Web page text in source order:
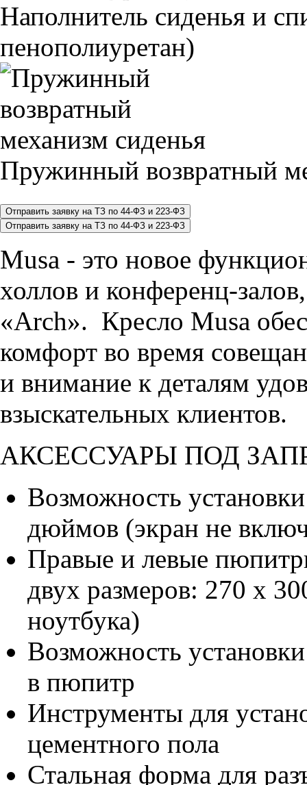
Наполнитель сиденья и
пенополиуретан)
Пружинный возвратный
Musa - это новое
холлов и конференц-
«Arch». Кресло Musa
комфорт во время
и внимание к деталям
взыскательных клиентов.
АКСЕССУАРЫ ПОД
Возможность
дюймов (экран не
Правые и левые
двух размеров: 270 x
ноутбука)
Возможность
в пюпитр
Инструменты для
цементного пола
Стальная форма для